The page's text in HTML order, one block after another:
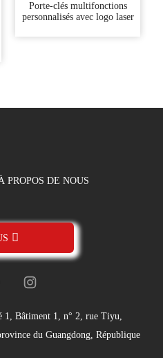
Porte-clés multifonctions
personnalisés avec logo laser
PROPOS DE NOUS
1, Bâtiment 1, n° 2, rue Tiyu,
du Guangdong, République